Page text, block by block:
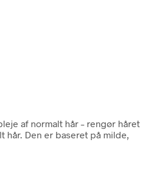
af normalt hår – rengør håret
Den er baseret på milde,